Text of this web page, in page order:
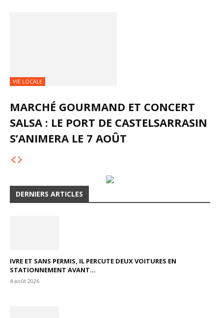
VIE LOCALE
MARCHÉ GOURMAND ET CONCERT
SALSA : LE PORT DE CASTELSARRASIN
S’ANIMERA LE 7 AOÛT
DERNIERS ARTICLES
IVRE ET SANS PERMIS, IL PERCUTE DEUX VOITURES EN
STATIONNEMENT AVANT...
4 août 2026